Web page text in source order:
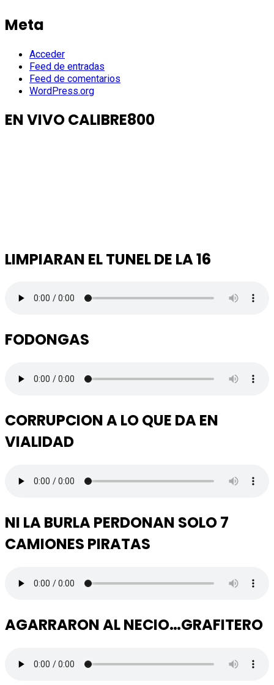
Meta
Acceder
Feed de entradas
Feed de comentarios
WordPress.org
EN VIVO CALIBRE800
LIMPIARAN EL TUNEL DE LA 16
FODONGAS
CORRUPCION A LO QUE DA EN
VIALIDAD
NI LA BURLA PERDONAN SOLO 7
CAMIONES PIRATAS
AGARRARON AL NECIO…GRAFITERO